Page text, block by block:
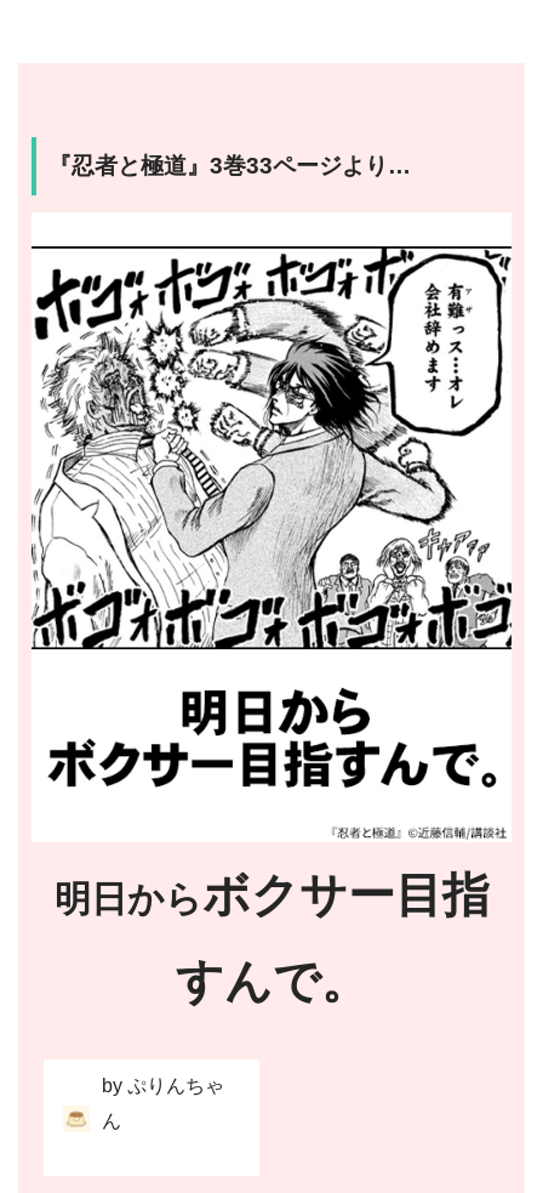
『忍者と極道』3巻33ページより…
明日からボクサー目指
すんで。
by ぷりんちゃ
ん